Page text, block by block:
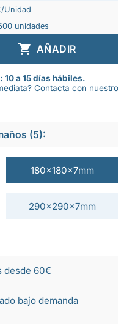
Unidad
unidades
 AÑADIR
a 15 días hábiles.
Contacta con nuestro
(5):
180x180x7mm
290x290x7mm
desde 60€
bajo demanda